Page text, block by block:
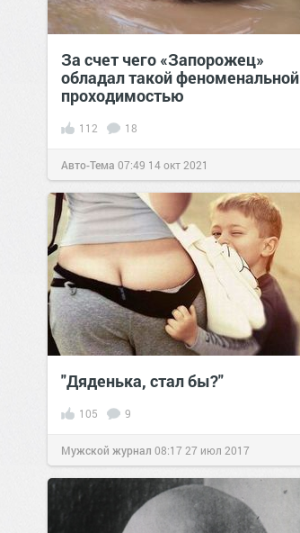
За счет чего «Запорожец»
обладал такой феноменальной
проходимостью
112 18
Авто-Тема 07:49 14 окт 2021
"Дяденька, стал бы?"
105 9
Мужской журнал 08:17 27 июл 2017